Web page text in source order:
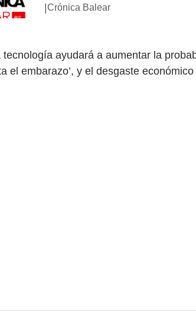
|Crónica Balear
tecnología ayudará a aumentar la
el embarazo’, y el desgaste